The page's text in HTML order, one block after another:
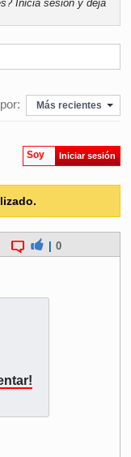
Inicia sesión y deja
Más recientes
Soy Iniciar sesión
0